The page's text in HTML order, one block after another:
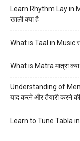
Learn Rhythm Lay in
खाली क्या है
What is Taal in Music
What is Matra मात्रा
Understanding of
याद करने और तैयारी करने
Learn to Tune Tabla